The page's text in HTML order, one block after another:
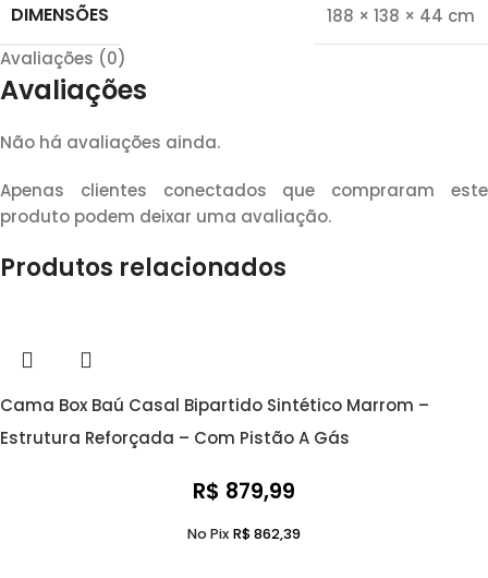
DIMENSÕES
188 × 138 × 44 cm
Avaliações (0)
Avaliações
Não há avaliações ainda.
Apenas clientes conectados que compraram este
produto podem deixar uma avaliação.
Produtos relacionados
Cama Box Baú Casal Bipartido Sintético Marrom –
Estrutura Reforçada – Com Pistão A Gás
R$ 879,99
No Pix R$862,39